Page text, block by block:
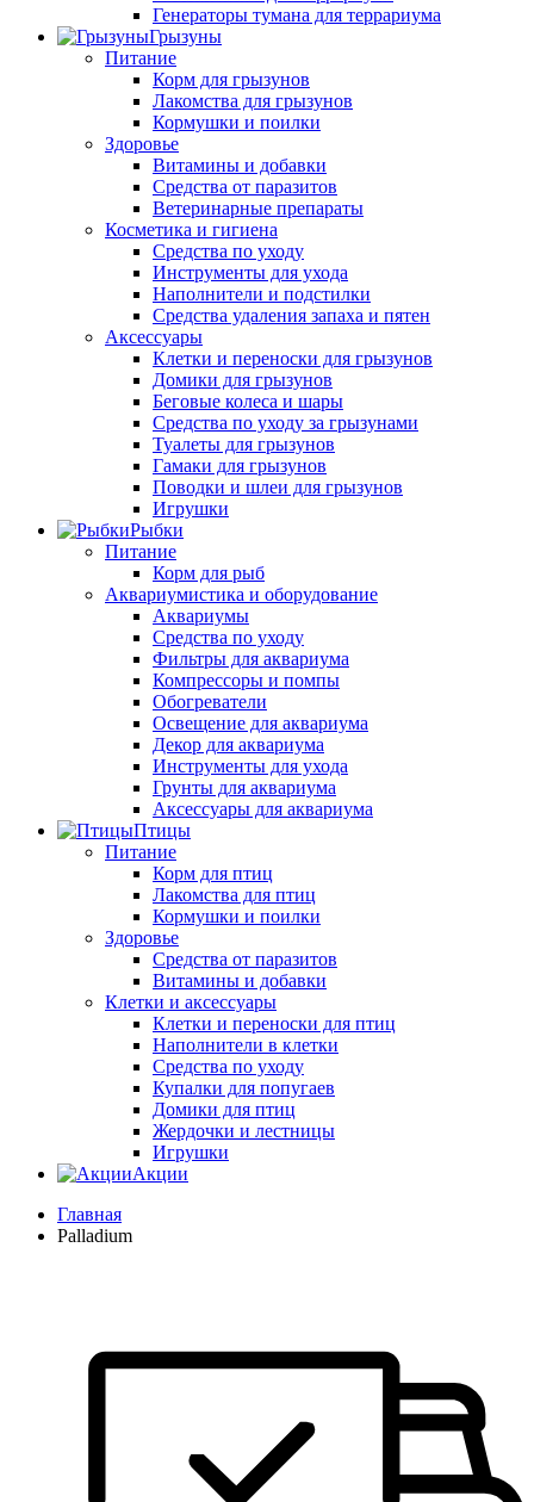
Генераторы тумана для террариума
Грызуны
Питание
Корм для грызунов
Лакомства для грызунов
Кормушки и поилки
Здоровье
Витамины и добавки
Средства от паразитов
Ветеринарные препараты
Косметика и гигиена
Средства по уходу
Инструменты для ухода
Наполнители и подстилки
Средства удаления запаха и пятен
Аксессуары
Клетки и переноски для грызунов
Домики для грызунов
Беговые колеса и шары
Средства по уходу за грызунами
Туалеты для грызунов
Гамаки для грызунов
Поводки и шлеи для грызунов
Игрушки
Рыбки
Питание
Корм для рыб
Аквариумистика и оборудование
Аквариумы
Средства по уходу
Фильтры для аквариума
Компрессоры и помпы
Обогреватели
Освещение для аквариума
Декор для аквариума
Инструменты для ухода
Грунты для аквариума
Аксессуары для аквариума
Птицы
Питание
Корм для птиц
Лакомства для птиц
Кормушки и поилки
Здоровье
Средства от паразитов
Витамины и добавки
Клетки и аксессуары
Клетки и переноски для птиц
Наполнители в клетки
Средства по уходу
Купалки для попугаев
Домики для птиц
Жердочки и лестницы
Игрушки
Акции
Главная
Palladium